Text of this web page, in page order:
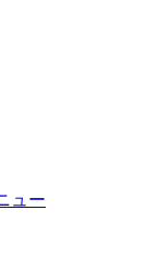
ュー